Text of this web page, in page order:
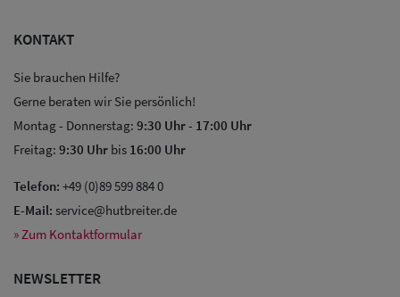
Sale:
Baseball
KONTAKT
Sie brauchen Hilfe?
Gerne beraten wir Sie persönlich!
Montag - Donnerstag: 9:30 Uhr- 17:00 Uhr
Freitag: 9:30 Uhr bis 16:00 Uhr
Telefon: +49 (0)89 599 884 0
E-Mail: service@hutbreiter.de
» Zum Kontaktformular
NEWSLETTER